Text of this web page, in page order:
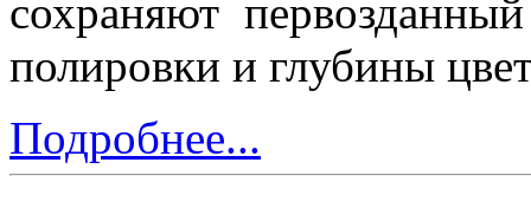
сохраняют
полировки и глубины
Подробнее...